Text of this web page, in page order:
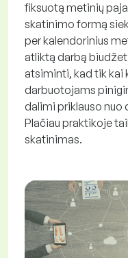
fiksuotą metinių
skatinimo formą
per kalendorinius
atliktą darbą
atsiminti, kad tik kai
darbuotojams
dalimi priklauso nuo
Plačiau praktikoje
skatinimas.